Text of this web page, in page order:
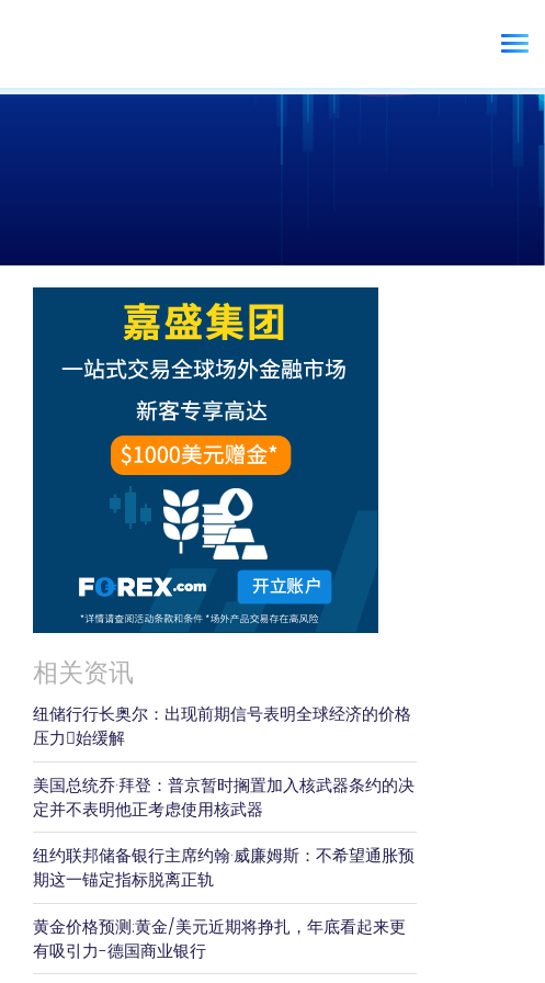
相关资讯
纽储行行长奥尔：出现前期信号表明全球经济的价格
压力𫔭始缓解
美国总统乔·拜登：普京暂时搁置加入核武器条约的决
定并不表明他正考虑使用核武器
纽约联邦储备银行主席约翰·威廉姆斯：不希望通胀预
期这一锚定指标脱离正轨
黄金价格预测:黄金/美元近期将挣扎，年底看起来更
有吸引力-德国商业银行